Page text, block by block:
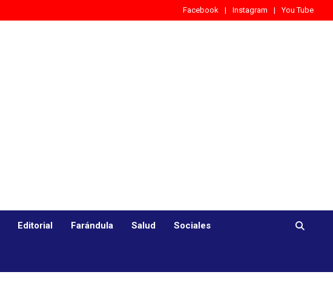
Facebook Instagram You Tube
Editorial Farándula Salud Sociales